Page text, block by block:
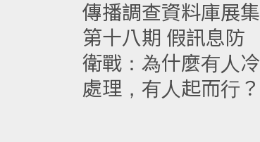
傳播調查資料庫展集
第十八期 假訊息防
衛戰：為什麼有人冷
處理，有人起而行？